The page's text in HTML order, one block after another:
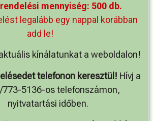
mennyiség: 500 db.
legalább egy nappal korábban
add le!
kínálatunkat a weboldalon!
telefonon keresztül! Hívj a
773-5136-os telefonszámon,
nyitvatartási időben.